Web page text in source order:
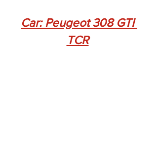
Car: Peugeot 308 GTI
TCR